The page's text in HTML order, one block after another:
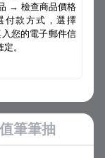
→ 檢查商品價格
付款方式，選擇
您的電子郵件信
。
筆筆抽